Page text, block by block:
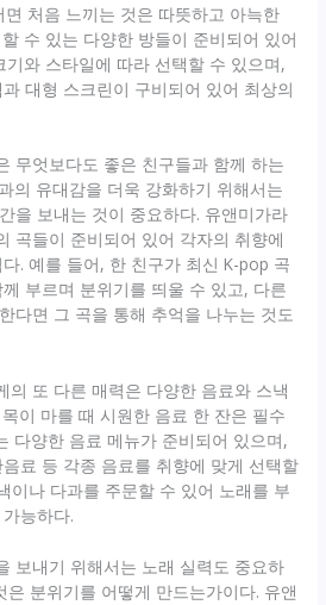
처음 느끼는 것은 따뜻하고 아늑한
수 있는 다양한 방들이 준비되어 있어
와 스타일에 따라 선택할 수 있으며,
대형 스크린이 구비되어 있어 최상의
무엇보다도 좋은 친구들과 함께 하는
의 유대감을 더욱 강화하기 위해서는
을 보내는 것이 중요하다. 유앤미가라
곡들이 준비되어 있어 각자의 취향에
. 예를 들어, 한 친구가 최신 K-pop 곡
부르며 분위기를 띄울 수 있고, 다른
다면 그 곡을 통해 추억을 나누는 것도
의 또 다른 매력은 다양한 음료와 스낵
이 마를 때 시원한 음료 한 잔은 필수
다양한 음료 메뉴가 준비되어 있으며,
료 등 각종 음료를 취향에 맞게 선택할
이나 다과를 주문할 수 있어 노래를 부
능하다.
보내기 위해서는 노래 실력도 중요하
분위기를 어떻게 만드는가이다. 유앤